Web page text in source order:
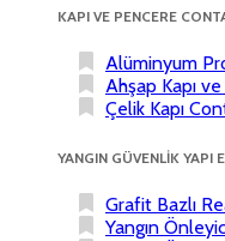
KAPI VE PENCERE
Alüminyum
Ahşap Kapı
Çelik Kapı
YANGIN GÜVENLİK YAPI
Grafit Bazlı
Yangın